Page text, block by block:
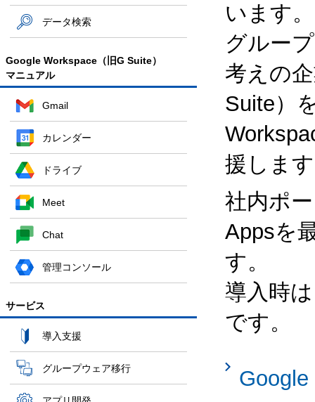
データ検索
Google Workspace（旧G Suite）
マニュアル
Gmail
カレンダー
ドライブ
Meet
Chat
管理コンソール
サービス
導入支援
グループウェア移行
います。
グルー
考えの
Suite）
援しま
社内ポ
Appsを
す。
導入時
です。